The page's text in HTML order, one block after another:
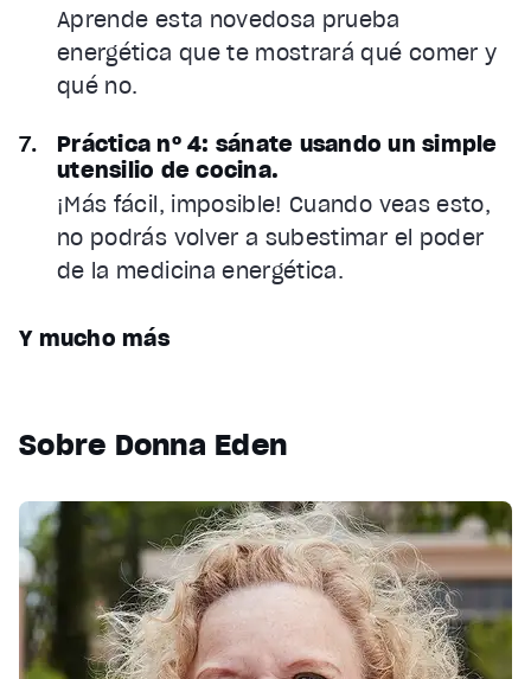
Aprende esta novedosa prueba
energética que te mostrará qué comer y
qué no.
Práctica nº 4: sánate usando un simple
utensilio de cocina.
¡Más fácil, imposible! Cuando veas esto,
no podrás volver a subestimar el poder
de la medicina energética.
Y mucho más
Sobre Donna Eden